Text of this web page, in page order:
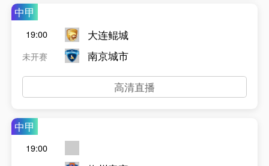
中甲
19:00
未开赛
大连鲲城
南京城市
高清直播
中甲
19:00